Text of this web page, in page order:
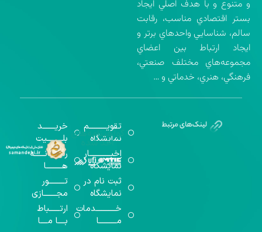
و متنوع و با هدف اصلي ايجاد
بستر اقتصادي مناسب، رقابت
سالم، شناسايي واحدهاي برتر و
ايجاد ارتباط بين اعضاي
مجموعه‌هاي مختلف صنعتي،
فرهنگي، هنري، خدماتي و …
تقویــــــــــم
نمایشگاه
اخبــــــــــــار
نمایشگاه
ثبت نام در
نمایشگاه
خـــــــــــدمات
مــــــــــا
خریـــــــد
بلـــــــــیت
رســـــانــــــه
هـــــــــا
تـــــــــور
مجـــــــازی
ارتــــــباط
بــــا مــــا
گواهینامه‌های
اخذ شده